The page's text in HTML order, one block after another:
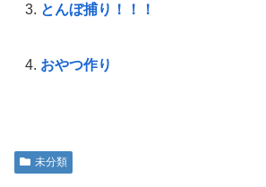
とんぼ捕り！！！
おやつ作り
未分類